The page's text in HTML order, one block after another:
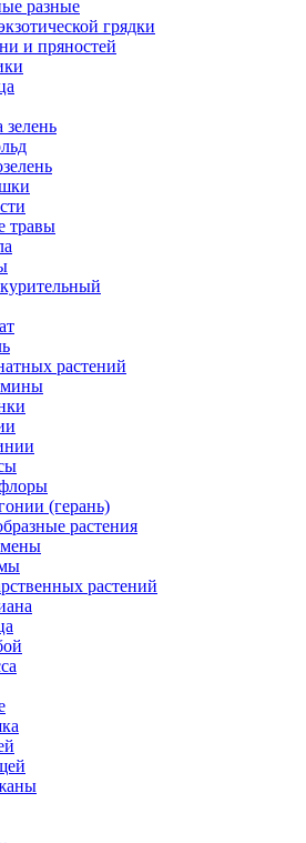
разные
грядки
и пряностей
травы
растений
(герань)
растения
растений